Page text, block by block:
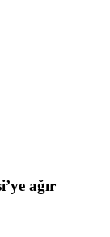
ağır